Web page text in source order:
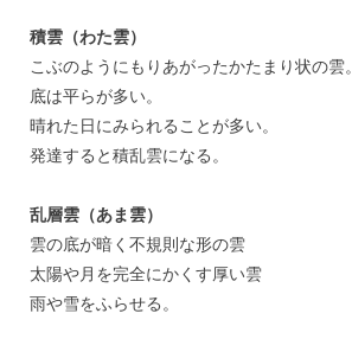
積雲（わた雲）
こぶのようにもりあがったかたまり状の雲。
底は平らが多い。
晴れた日にみられることが多い。
発達すると積乱雲になる。
乱層雲（あま雲）
雲の底が暗く不規則な形の雲
太陽や月を完全にかくす厚い雲
雨や雪をふらせる。